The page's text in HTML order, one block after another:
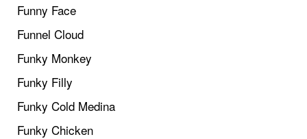
Funny Face
Funnel Cloud
Funky Monkey
Funky Filly
Funky Cold Medina
Funky Chicken